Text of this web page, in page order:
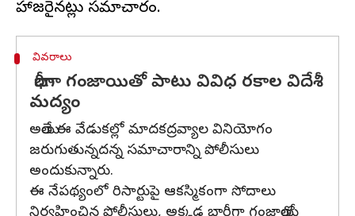
వివరాలు
భారీగా గంజాయితో పాటు వివిధ రకాల విదేశీ
మద్యం
అయితే ఈ వేడుకల్లో మాదకద్రవ్యాల వినియోగం
జరుగుతున్నదన్న సమాచారాన్ని పోలీసులు
అందుకున్నారు.
ఈ నేపథ్యంలో రిసార్టుపై ఆకస్మికంగా సోదాలు